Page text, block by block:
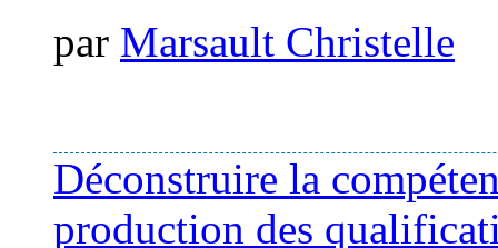
par Marsault Christelle
Déconstruire la
production des